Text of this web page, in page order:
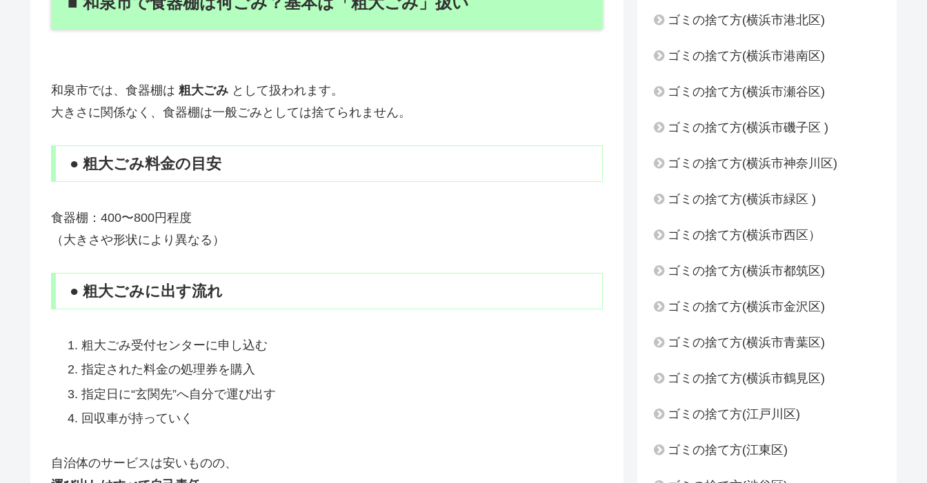
和泉市では、食器棚は 粗大ごみ として扱われます。
大きさに関係なく、食器棚は一般ごみとしては捨てられません。
● 粗大ごみ料金の目安
食器棚：400〜800円程度
（大きさや形状により異なる）
● 粗大ごみに出す流れ
粗大ごみ受付センターに申し込む
指定された料金の処理券を購入
指定日に“玄関先”へ自分で運び出す
回収車が持っていく
自治体のサービスは安いものの、
ゴミの捨て方(横浜市港北区)
ゴミの捨て方(横浜市港南区)
ゴミの捨て方(横浜市瀬谷区)
ゴミの捨て方(横浜市磯子区 )
ゴミの捨て方(横浜市神奈川区)
ゴミの捨て方(横浜市緑区 )
ゴミの捨て方(横浜市西区）
ゴミの捨て方(横浜市都筑区)
ゴミの捨て方(横浜市金沢区)
ゴミの捨て方(横浜市青葉区)
ゴミの捨て方(横浜市鶴見区)
ゴミの捨て方(江戸川区)
ゴミの捨て方(江東区)